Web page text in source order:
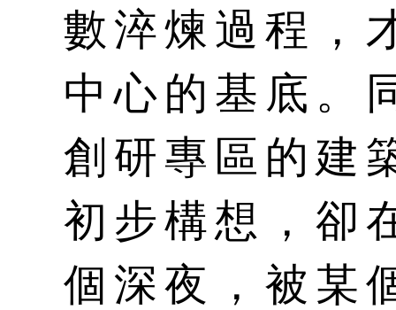
數淬煉過程，
中心的基底。
創研專區的建
初步構想，卻
個深夜，被某